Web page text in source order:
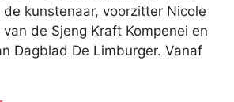
kunstenaar, voorzitter Nicole
de Sjeng Kraft Kompenei en
Dagblad De Limburger. Vanaf